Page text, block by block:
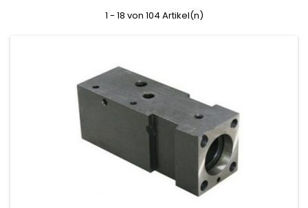
1 - 18 von 104 Artikel(n)